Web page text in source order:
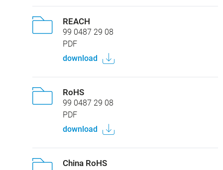
REACH
99 0487 29 08
PDF
download
RoHS
99 0487 29 08
PDF
download
China RoHS